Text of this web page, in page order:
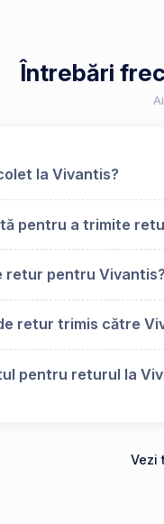
Întrebări
la Vivantis?
pentru a trimite
retur pentru Vivantis?
retur trimis către
pentru returul la
Vezi